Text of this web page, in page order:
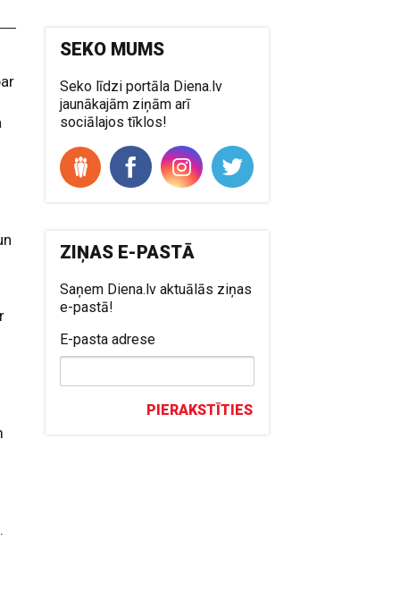
SEKO MUMS
Seko līdzi portāla Diena.lv
jaunākajām ziņām arī
sociālajos tīklos!
ZIŅAS E-PASTĀ
Saņem Diena.lv aktuālās ziņas
e-pastā!
E-pasta adrese
PIERAKSTĪTIES